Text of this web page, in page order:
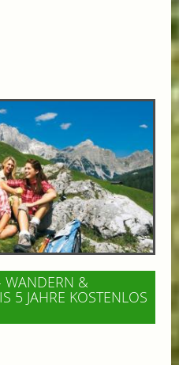
WANDERN &
5 JAHRE KOSTENLOS